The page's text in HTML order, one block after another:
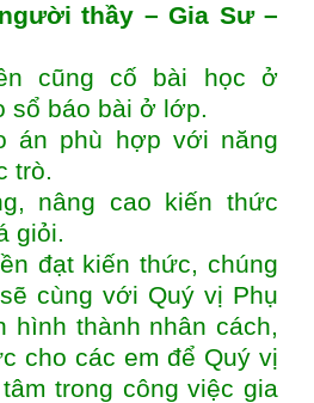
thầy – Gia Sư –
cũng cố bài học ở
sổ báo bài ở lớp.
án phù hợp với năng
trò.
nâng cao kiến thức
giỏi.
đạt kiến thức, chúng
cùng với Quý vị Phụ
hình thành nhân cách,
cho các em để Quý vị
trong công việc gia